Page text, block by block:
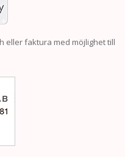
eller faktura med möjlighet till